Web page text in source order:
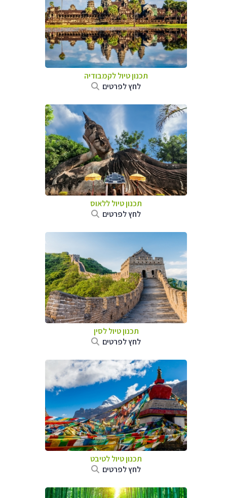
תכנון טיוללקמבודיה
לחץ לפרטים
תכנון טיולללאוס
לחץ לפרטים
תכנון טיוללסין
לחץ לפרטים
תכנון טיוללטיבט
לחץ לפרטים